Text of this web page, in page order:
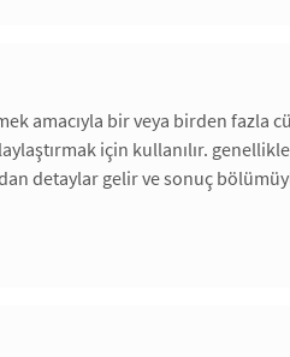
amacıyla bir veya birden fazla
için kullanılır.
detaylar gelir ve sonuç